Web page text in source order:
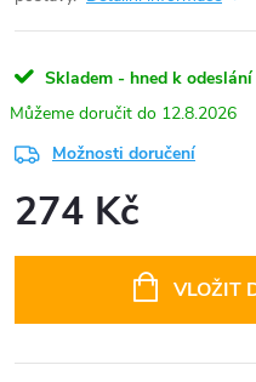
Skladem - hned k odeslání
12.8.2026
Možnosti doručení
274 Kč
VLOŽIT